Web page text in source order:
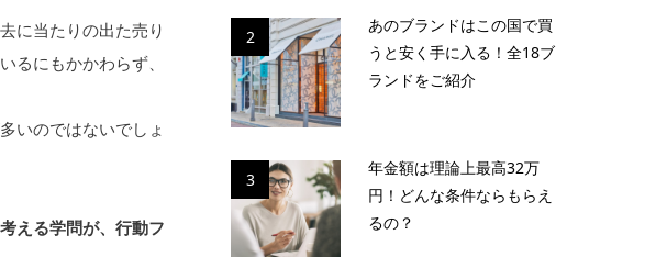
に当たりの出た売り
るにもかかわらず、
いのではないでしょ
える学問が、行動フ
2
あのブランドはこの国で買
うと安く手に入る！全18ブ
ランドをご紹介
3
年金額は理論上最高32万
円！どんな条件ならもらえ
るの？